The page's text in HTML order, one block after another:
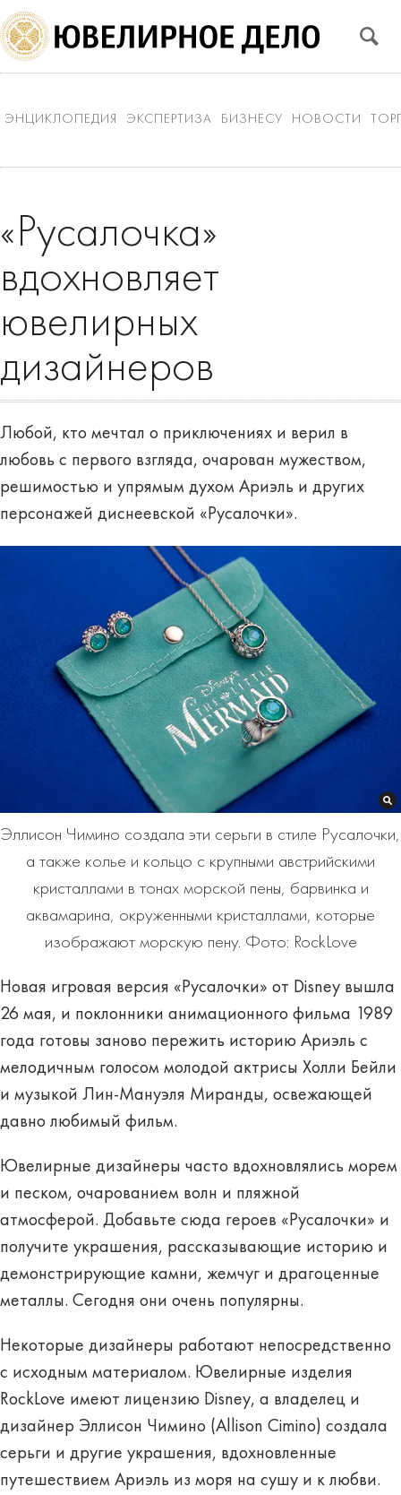
ЭНЦИКЛОПЕДИЯ ЭКСПЕРТИЗА БИЗНЕСУ НОВОСТИ
«Русалочка»
вдохновляет
ювелирных
дизайнеров
Любой, кто мечтал о приключениях и верил в
любовь с первого взгляда, очарован мужеством,
решимостью и упрямым духом Ариэль и других
персонажей диснеевской «Русалочки».
Эллисон Чимино создала эти серьги в стиле Русалочки,
а также колье и кольцо с крупными австрийскими
кристаллами в тонах морской пены, барвинка и
аквамарина, окруженными кристаллами, которые
изображают морскую пену. Фото: RockLove
Новая игровая версия «Русалочки» от Disney вышла
26 мая, и поклонники анимационного фильма 1989
года готовы заново пережить историю Ариэль с
мелодичным голосом молодой актрисы Холли Бейли
и музыкой Лин-Мануэля Миранды, освежающей
давно любимый фильм.
Ювелирные дизайнеры часто вдохновлялись морем
и песком, очарованием волн и пляжной
атмосферой. Добавьте сюда героев «Русалочки» и
получите украшения, рассказывающие историю и
демонстрирующие камни, жемчуг и драгоценные
металлы. Сегодня они очень популярны.
Некоторые дизайнеры работают непосредственно
с исходным материалом. Ювелирные изделия
RockLove имеют лицензию Disney, а владелец и
дизайнер Эллисон Чимино (Allison Cimino) создала
серьги и другие украшения, вдохновленные
путешествием Ариэль из моря на сушу и к любви.